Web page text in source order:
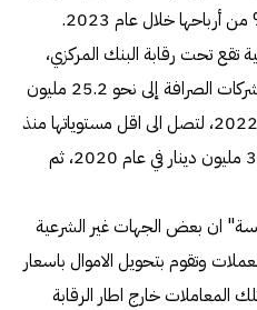
كويتية تقع تحت رقابة البنك المركزي،
وتشارك في عضوية الاتحاد الكويتي لشركات الصرافة إلى نحو 25.2 مليون
دينار مقابل 43 مليون دينار في عام 2022، لتصل الى اقل مستوياتها منذ
3 سنوات، بعد ان كانت أرباحها 36.3 مليون دينار في عام 2020، ثم
ان بعض الجهات غير الشرعية
وتقوم بتحويل الاموال باسعار
المعاملات خارج اطار الرقابة